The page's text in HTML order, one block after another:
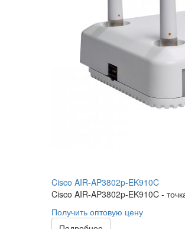
Cisco AIR-AP3802p-EK910C
Cisco AIR-AP3802p-EK910C -
Получить оптовую цену